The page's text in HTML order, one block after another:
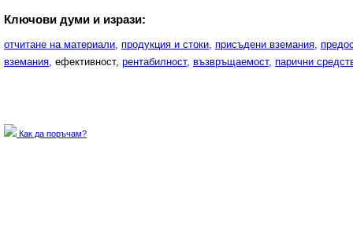
Ключови думи и изрази:
отчитане на материали, продукция и стоки, присъдени вземания,
вземания, ефективност, рентабилност, възвръщаемост, парични
Как да поръчам?